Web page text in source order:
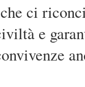
ci
e